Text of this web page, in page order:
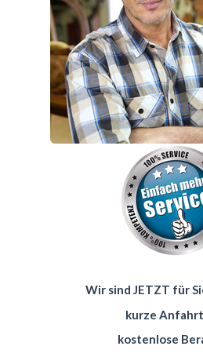
Wir sind JETZT für
kurze
kostenlose